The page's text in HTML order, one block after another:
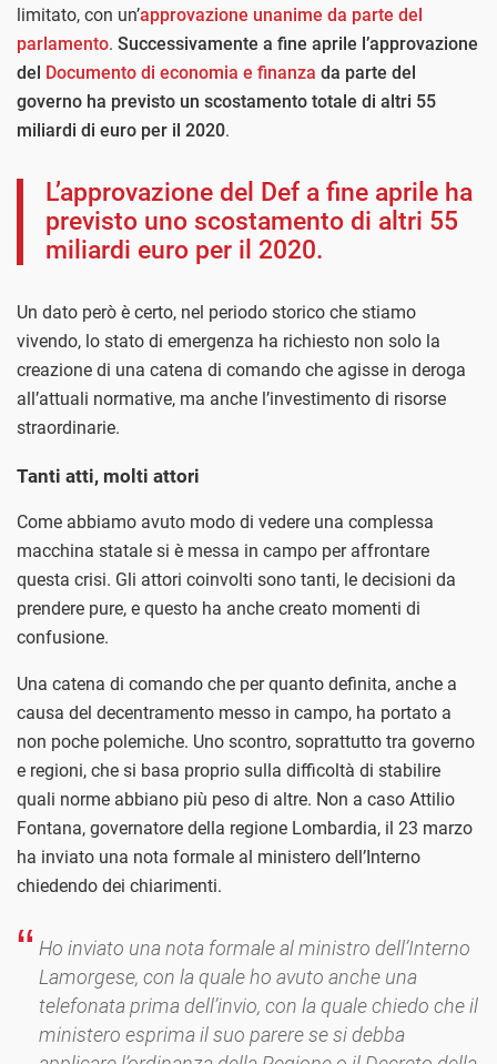
limitato, con un’approvazione unanime da parte del
parlamento. Successivamente a fine aprile l’approvazione
del Documento di economia e finanza da parte del
governo ha previsto un scostamento totale di altri 55
miliardi di euro per il 2020.
L’approvazione del Def a fine aprile ha
previsto uno scostamento di altri 55
miliardi euro per il 2020.
Un dato però è certo, nel periodo storico che stiamo
vivendo, lo stato di emergenza ha richiesto non solo la
creazione di una catena di comando che agisse in deroga
all’attuali normative, ma anche l’investimento di risorse
straordinarie.
Tanti atti, molti attori
Come abbiamo avuto modo di vedere una complessa
macchina statale si è messa in campo per affrontare
questa crisi. Gli attori coinvolti sono tanti, le decisioni da
prendere pure, e questo ha anche creato momenti di
confusione.
Una catena di comando che per quanto definita, anche a
causa del decentramento messo in campo, ha portato a
non poche polemiche. Uno scontro, soprattutto tra governo
e regioni, che si basa proprio sulla difficoltà di stabilire
quali norme abbiano più peso di altre. Non a caso Attilio
Fontana, governatore della regione Lombardia, il 23 marzo
ha inviato una nota formale al ministero dell’Interno
chiedendo dei chiarimenti.
Ho inviato una nota formale al ministro dell’Interno
Lamorgese, con la quale ho avuto anche una
telefonata prima dell’invio, con la quale chiedo che il
ministero esprima il suo parere se si debba